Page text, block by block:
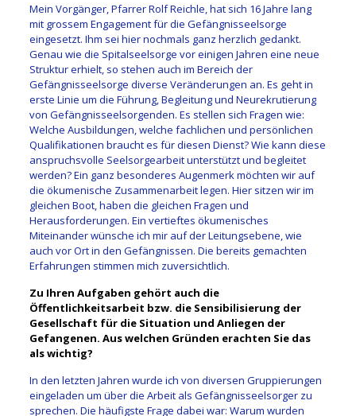
Mein Vorgänger, Pfarrer Rolf Reichle, hat sich 16 Jahre lang
mit grossem Engagement für die Gefängnisseelsorge
eingesetzt. Ihm sei hier nochmals ganz herzlich gedankt.
Genau wie die Spitalseelsorge vor einigen Jahren eine neue
Struktur erhielt, so stehen auch im Bereich der
Gefängnisseelsorge diverse Veränderungen an. Es geht in
erste Linie um die Führung, Begleitung und Neurekrutierung
von Gefängnisseelsorgenden. Es stellen sich Fragen wie:
Welche Ausbildungen, welche fachlichen und persönlichen
Qualifikationen braucht es für diesen Dienst? Wie kann diese
anspruchsvolle Seelsorgearbeit unterstützt und begleitet
werden? Ein ganz besonderes Augenmerk möchten wir auf
die ökumenische Zusammenarbeit legen. Hier sitzen wir im
gleichen Boot, haben die gleichen Fragen und
Herausforderungen. Ein vertieftes ökumenisches
Miteinander wünsche ich mir auf der Leitungsebene, wie
auch vor Ort in den Gefängnissen. Die bereits gemachten
Erfahrungen stimmen mich zuversichtlich.
Zu Ihren Aufgaben gehört auch die
Öffentlichkeitsarbeit bzw. die Sensibilisierung der
Gesellschaft für die Situation und Anliegen der
Gefangenen. Aus welchen Gründen erachten Sie das
als wichtig?
In den letzten Jahren wurde ich von diversen Gruppierungen
eingeladen um über die Arbeit als Gefängnisseelsorger zu
sprechen. Die häufigste Frage dabei war: Warum wurden